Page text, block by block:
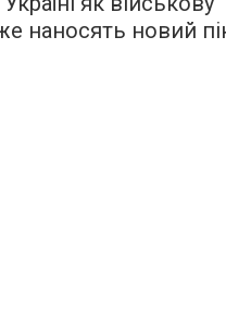
наносять новий